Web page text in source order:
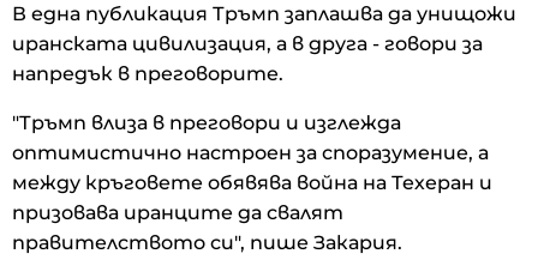
В една публикация Тръмп заплашва да унищожи
иранската цивилизация, а в друга - говори за
напредък в преговорите.
"Тръмп влиза в преговори и изглежда
оптимистично настроен за споразумение, а
между кръговете обявява война на Техеран и
призовава иранците да свалят
правителството си", пише Закария.